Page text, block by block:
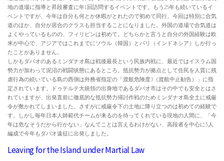
地の道場に指導と昇段審査に年1回訪問するイベントです。もう25年も続いているイ
ベントですが、今年は自分も何とか休暇がとれたので初めて同行。今回は特別に合気
道のほか、自分が居合のクラスも担当することになりました。外国の道場で合気道は
よくやっているものの、フィリピンは初めて。どちらかと言うと自分の外国経験は欧
米が中心で、アジアではこれまでにソウル（韓国）とバリ（インドネシア）しか行っ
たことがありません。
しかもダバオのあるミンダナオ島は戦後最長という民族内戦に、最近ではイスラム国
勢力が加わって泥沼の戦闘状態にあるところ。抵抗勢力が拠点として住民を人質に残
虐行為の続いている島の西側は外務省指定の「渡航危険度3（渡航中止勧告）」に指
定されています。ドゥテルテ大統領の出身地であるダバオ市はその中でも安全とはさ
れていますが、出発直前に徹底的な抵抗勢力掃討作戦のためミンダナオ島全土に戒厳
令が敷かれてしまいました。さすがに戒厳令下の土地に降り立つのは初めての経験で
す。しかし毎年日本人師範代チームが来るのを待ってくれている現地の人間に、「今
年は危なそうだから行かない」なんてことは言えるわけがない、高段者を中心に5人
編成で今年もダバオ遠征に出発しました。
Leaving for the Island under Martial Law